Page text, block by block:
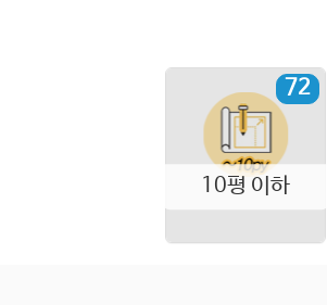
72
10평 이하